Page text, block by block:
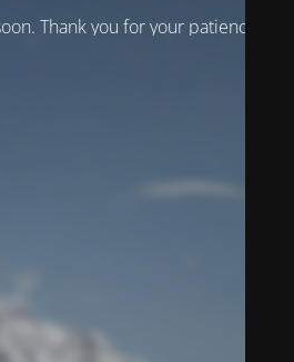
Thank you for your patience!